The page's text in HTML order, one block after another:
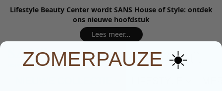
Lifestyle Beauty Center wordt SANS House of Style: ontdek
ons nieuwe hoofdstuk
Lees meer…
ZOMERPAUZE ☀️